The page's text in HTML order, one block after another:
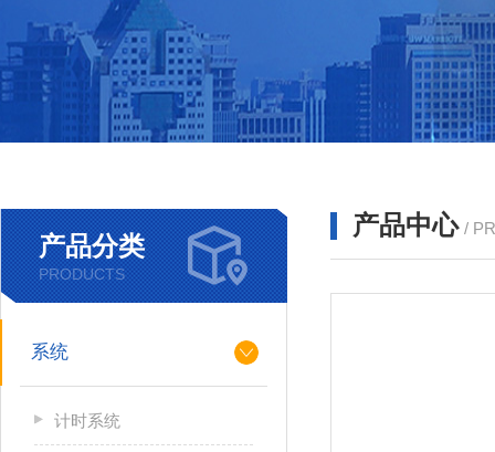
产品分类
PRODUCTS
系统
计时系统
产品中心 /